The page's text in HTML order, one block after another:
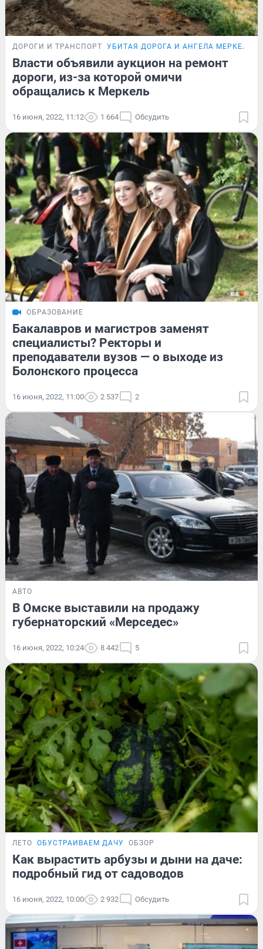
ДОРОГИ И ТРАНСПОРТ УБИТАЯ ДОРОГА И АНГЕЛА МЕРКЕЛЬ
Власти объявили аукцион на ремонт
дороги, из-за которой омичи
обращались к Меркель
16 июня, 2022, 11:12 1 664 Обсудить
ОБРАЗОВАНИЕ
Бакалавров и магистров заменят
специалисты? Ректоры и
преподаватели вузов — о выходе из
Болонского процесса
16 июня, 2022, 11:00 2 537 2
АВТО
В Омске выставили на продажу
губернаторский «Мерседес»
16 июня, 2022, 10:24 8 442 5
ЛЕТО ОБУСТРАИВАЕМ ДАЧУ ОБЗОР
Как вырастить арбузы и дыни на даче:
подробный гид от садоводов
16 июня, 2022, 10:00 2 932 Обсудить